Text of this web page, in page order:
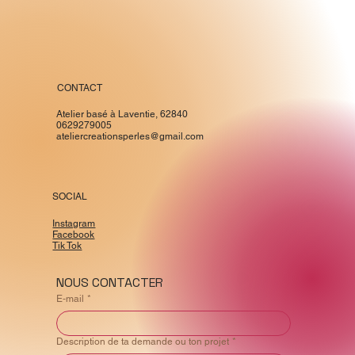
CONTACT
Atelier basé à Laventie, 62840
0629279005
ateliercreationsperles@gmail.com
SOCIAL
Instagram
Facebook
Tik Tok
NOUS CONTACTER
E‑mail *
Description de ta demande ou ton projet *